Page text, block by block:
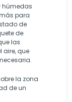
húmedas
para
de
de
las
aire, que
la zona
de un